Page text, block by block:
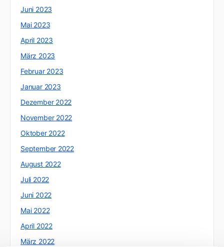
Juni 2023
Mai 2023
April 2023
März 2023
Februar 2023
Januar 2023
Dezember 2022
November 2022
Oktober 2022
September 2022
August 2022
Juli 2022
Juni 2022
Mai 2022
April 2022
März 2022